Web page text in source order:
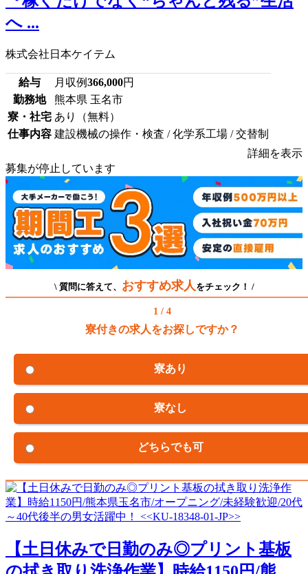
へ ...
株式会社日本ケイテム
給与 月収例366,000円
勤務地
熊本県 玉名市
寮・社宅 あり（無料）
仕事内容 建設機械の操作・検査 / 化学系工場 / 交替制
詳細を表示
募集が停止しています
\ 質問に答えて、 おすすめ求人 をチェック！ /
1 / 4
寮付きの求人をお探しですか？
寮あり
寮なし
どちらでも可
【土日休みで日勤のみ◎プリント基板